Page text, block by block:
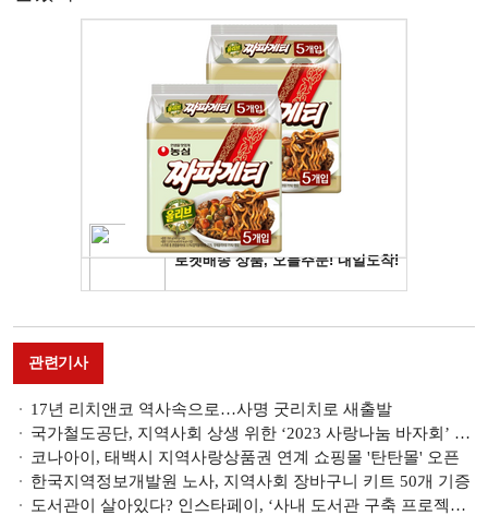
관련기사
17년 리치앤코 역사속으로…사명 굿리치로 새출발
국가철도공단, 지역사회 상생 위한 ‘2023 사랑나눔 바자회’ 개최
코나아이, 태백시 지역사랑상품권 연계 쇼핑몰 '탄탄몰' 오픈
한국지역정보개발원 노사, 지역사회 장바구니 키트 50개 기증
도서관이 살아있다? 인스타페이, ‘사내 도서관 구축 프로젝트’ 추진